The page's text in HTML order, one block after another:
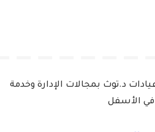
د.توث بمجالات الإدارة وخدمة
الأسفل